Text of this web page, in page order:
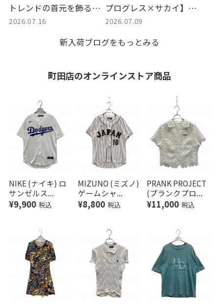
トレンドの首元を飾るラ
グジュアリーな一本が入
2026.07.16
プログレス×サカイ】Du
ck Jacket | ストリートと
コラボアウター買取入
2026.07.09
新入荷ブログをもっとみる
町田店のオンラインストア商品
NIKE (ナイキ) ロ
サンゼルス...
¥9,900 税込
MIZUNO (ミズノ)
ゲームシャ...
¥8,800 税込
PRANK PROJECT
(プランクプロ...
¥11,000 税込